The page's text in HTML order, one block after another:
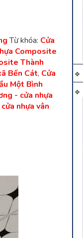
Từ khóa: Cửa
Composite
Thành
Bến Cát, Cửa
Một Bình
- cửa nhựa
cửa nhựa vân